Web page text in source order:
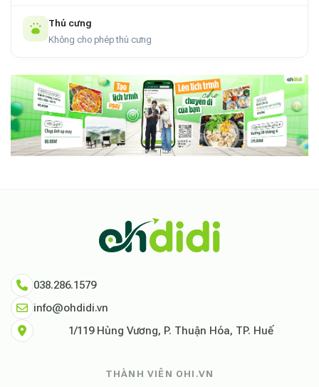
Thú cưng
Không cho phép thú cưng
038.286.1579
info@ohdidi.vn
1/119 Hùng Vương, P. Thuận Hóa, TP. Huế
THÀNH VIÊN OHI.VN